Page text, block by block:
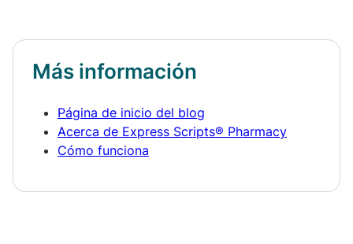
Más información
Página de inicio del blog
Acerca de Express Scripts® Pharmacy
Cómo funciona